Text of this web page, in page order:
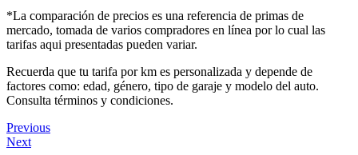
*La comparación de precios es una referencia de primas de
mercado, tomada de varios compradores en línea por lo cual las
tarifas aqui presentadas pueden variar.
Recuerda que tu tarifa por km es personalizada y depende de
factores como: edad, género, tipo de garaje y modelo del auto.
Consulta términos y condiciones.
Previous
Next